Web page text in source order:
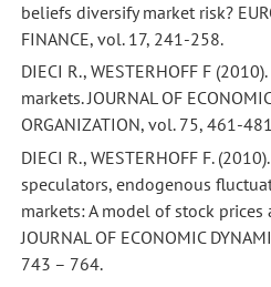
beliefs diversify market risk?
FINANCE, vol. 17, 241-258.
DIECI R., WESTERHOFF F
markets. JOURNAL OF
ORGANIZATION, vol. 75, 461-
DIECI R., WESTERHOFF F.
speculators, endogenous
markets: A model of stock prices
JOURNAL OF ECONOMIC
743 – 764.